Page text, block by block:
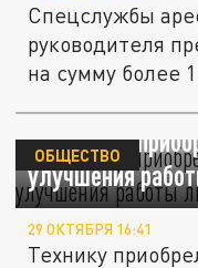
Спецслужбы
руководителя
на сумму более
Краснодар
улучшения
ОБЩЕСТВО
29 ОКТЯБРЯ 16:41
Технику